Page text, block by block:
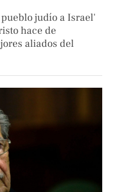
judío a Israel'
hace de
aliados del